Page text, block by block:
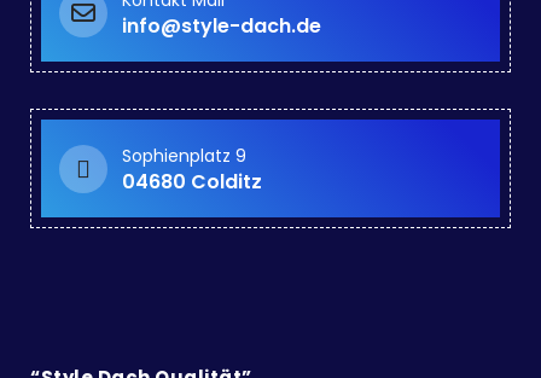
info@style-dach.de
Sophienplatz 9
04680 Colditz